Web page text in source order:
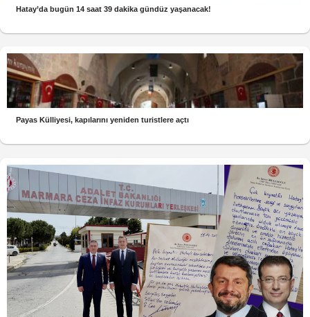
Hatay’da bugün 14 saat 39 dakika gündüz yaşanacak!
Payas Külliyesi, kapılarını yeniden turistlere açtı